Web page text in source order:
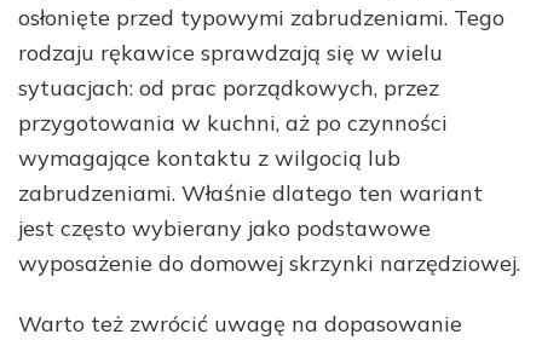
osłonięte przed typowymi zabrudzeniami. Tego
rodzaju rękawice sprawdzają się w wielu
sytuacjach: od prac porządkowych, przez
przygotowania w kuchni, aż po czynności
wymagające kontaktu z wilgocią lub
zabrudzeniami. Właśnie dlatego ten wariant
jest często wybierany jako podstawowe
wyposażenie do domowej skrzynki narzędziowej.
Warto też zwrócić uwagę na dopasowanie